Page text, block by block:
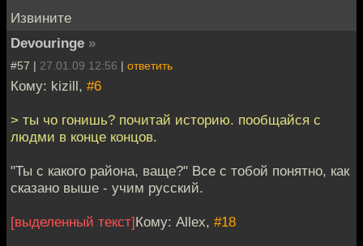
Извините
Devouringe »
#57 | 27.01.09 12:56 | ответить
Кому: kizill, #6
> ты чо гонишь? почитай историю. пообщайся с
людми в конце концов.
"Ты с какого района, ваще?" Все с тобой понятно, как
сказано выше - учим русский.
[выделенный текст]Кому: Allex, #18